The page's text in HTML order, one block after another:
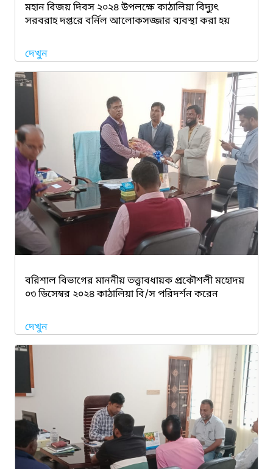
মহান বিজয় দিবস ২০২৪ উপলক্ষে কাঠালিয়া বিদ্যুৎ
সরবরাহ দপ্তরে বর্নিল আলোকসজ্জার ব্যবস্থা করা হয়
দেখুন
বরিশাল বিভাগের মাননীয় তত্ত্বাবধায়ক প্রকৌশলী মহোদয়
০৩ ডিসেম্বর ২০২৪ কাঠালিয়া বি/স পরিদর্শন করেন
দেখুন